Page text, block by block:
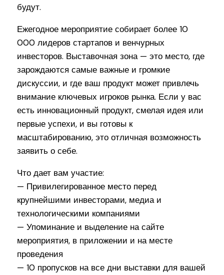
будут.
Ежегодное мероприятие собирает более 10
000 лидеров стартапов и венчурных
инвесторов. Выставочная зона — это место, где
зарождаются самые важные и громкие
дискуссии, и где ваш продукт может привлечь
внимание ключевых игроков рынка. Если у вас
есть инновационный продукт, смелая идея или
первые успехи, и вы готовы к
масштабированию, это отличная возможность
заявить о себе.
Что дает вам участие:
— Привилегированное место перед
крупнейшими инвесторами, медиа и
технологическими компаниями
— Упоминание и выделение на сайте
мероприятия, в приложении и на месте
проведения
— 10 пропусков на все дни выставки для вашей